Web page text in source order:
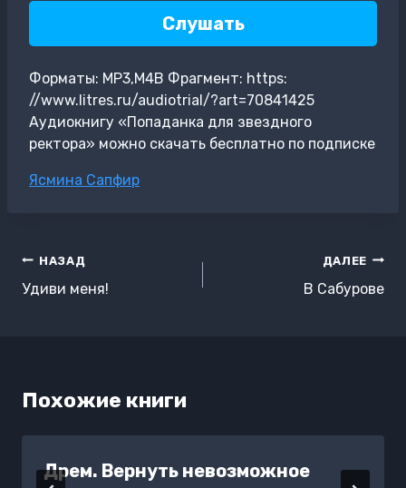
Слушать
Форматы: MP3,M4B Фрагмент: https:
//www.litres.ru/audiotrial/?art=70841425
Аудиокнигу «Попаданка для звездного
ректора» можно скачать бесплатно по подписке
Метки
Ясмина Сапфир
Навигация
по
НАЗАД
Удиви меня!
ДАЛЕЕ
В Сабурове
Похожие книги
Дрем. Вернуть невозможное